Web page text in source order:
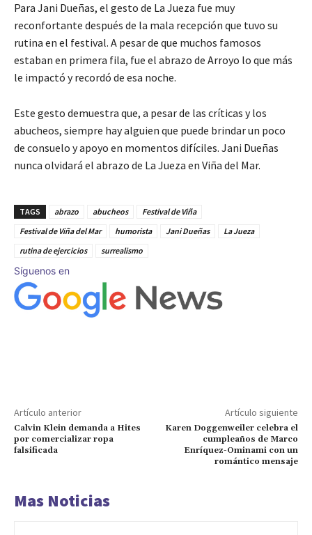
Para Jani Dueñas, el gesto de La Jueza fue muy
reconfortante después de la mala recepción que tuvo su
rutina en el festival. A pesar de que muchos famosos
estaban en primera fila, fue el abrazo de Arroyo lo que más
le impactó y recordó de esa noche.
Este gesto demuestra que, a pesar de las críticas y los
abucheos, siempre hay alguien que puede brindar un poco
de consuelo y apoyo en momentos difíciles. Jani Dueñas
nunca olvidará el abrazo de La Jueza en Viña del Mar.
TAGS abrazo abucheos
Festival de Viña
Festival de Viña del Mar
humorista Jani Dueñas
La Jueza
rutina de ejercicios
surrealismo
Síguenos en
Artículo anterior
Calvin Klein demanda a Hites
por comercializar ropa
falsificada
Artículo siguiente
Karen Doggenweiler celebra el
cumpleaños de Marco
Enríquez-Ominami con un
romántico mensaje
Mas Noticias